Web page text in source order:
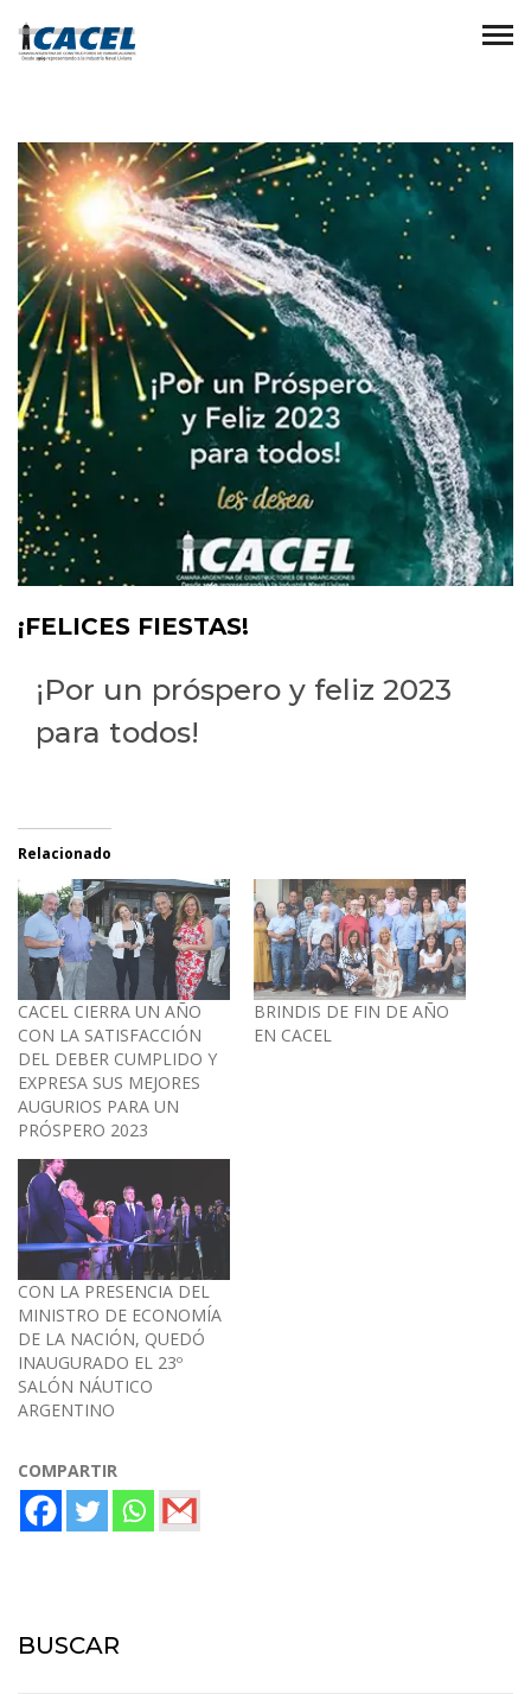
¡FELICES FIESTAS!
¡Por un próspero y feliz 2023
para todos!
Relacionado
CACEL CIERRA UN AÑO
CON LA SATISFACCIÓN
DEL DEBER CUMPLIDO Y
EXPRESA SUS MEJORES
AUGURIOS PARA UN
PRÓSPERO 2023
BRINDIS DE FIN DE AÑO
EN CACEL
CON LA PRESENCIA DEL
MINISTRO DE ECONOMÍA
DE LA NACIÓN, QUEDÓ
INAUGURADO EL 23º
SALÓN NÁUTICO
ARGENTINO
COMPARTIR
BUSCAR